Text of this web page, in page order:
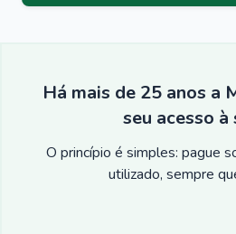
Há mais de 25 anos a
seu acesso à
O princípio é simples: pague
utilizado, sempre